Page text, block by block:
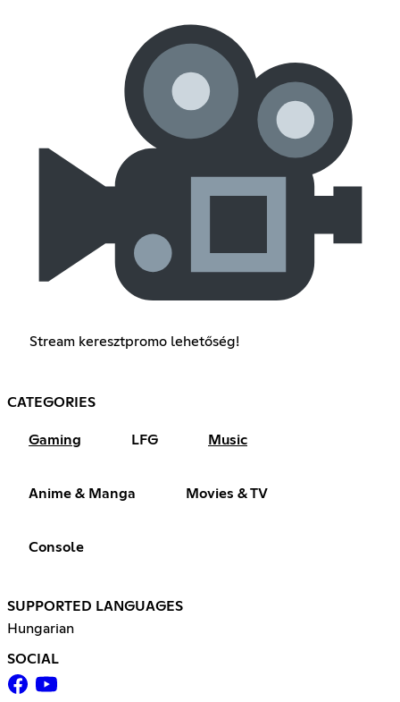
Stream keresztpromo lehetőség!
CATEGORIES
Gaming LFG Music
Anime & Manga Movies & TV
Console
SUPPORTED LANGUAGES
Hungarian
SOCIAL